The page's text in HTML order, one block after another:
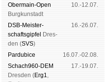
Ober­main-Open
Burg­kun­stadt
10.-12.07.
DSB-Meister­
schafts­gipfel Dres­
den (SVS)
16.-26.07.
Pardu­bice
16.07.-02.08.
Schach960-DEM
Dres­den (Erg1,
17.-19.07.